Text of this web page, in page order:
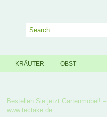
KRÄUTER OBST
Bestellen Sie jetzt Gartenmöbel! –
www.tectake.de